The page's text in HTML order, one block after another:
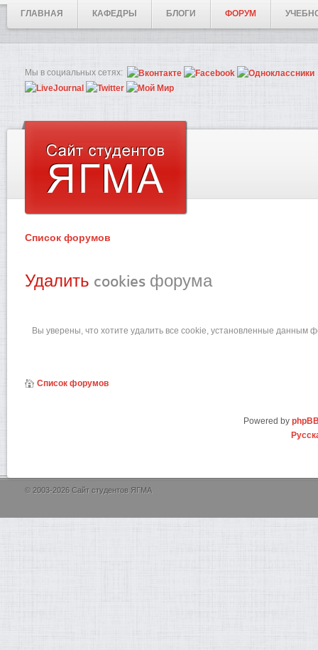
ГЛАВНАЯ КАФЕДРЫ БЛОГИ ФОРУМ
Мы в социальных сетях:
Список форумов
Удалить cookies форума
Вы уверены, что хотите удалить все cookie, установленные данным
Список форумов
Powered by
© 2003-2026 Сайт студентов ЯГМА